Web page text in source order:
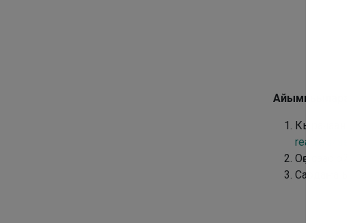
Айымньылара:
readers/
Оҕо саас
Сардаҥа